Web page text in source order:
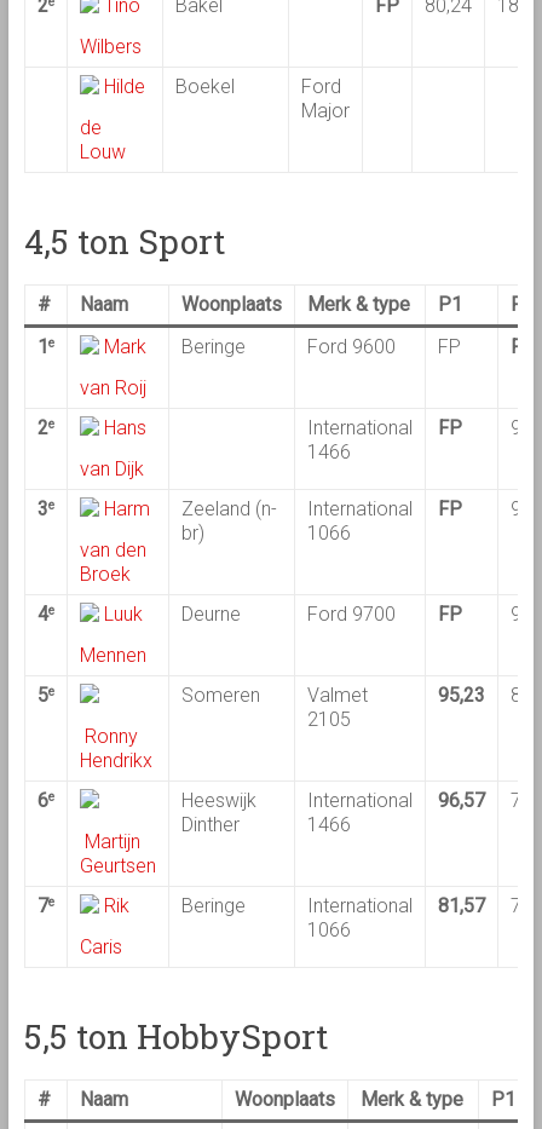
2
Tino
Wilbers
Bakel FP 80,24
Hilde
de
Louw
Boekel
Ford
Major
4,5 ton Sport
# Naam Woonplaats Merk & type P1
P2
1 e
Mark
van Roij
Beringe Ford 9600 FP FP
2e
Hans
van Dijk
International
1466
FP
3e
Harm
van den
Broek
Zeeland (n-
br)
International
1066
FP
4e
Luuk
Mennen
Deurne Ford 9700 FP
5e
Ronny
Hendrikx
Someren
Valmet
2105
95,23
6e
Martijn
Geurtsen
Heeswijk
Dinther
International
1466
96,57
7e
Rik
Caris
Beringe
International
1066
81,57
5,5 ton HobbySport
# Naam Woonplaats Merk & type
P1